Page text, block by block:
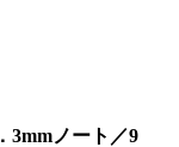
3mmノート／9